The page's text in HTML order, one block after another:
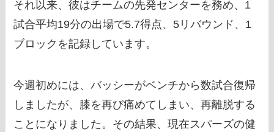
それ以来、彼はチームの先発センターを務め、1
試合平均19分の出場で5.7得点、5リバウンド、1
ブロックを記録しています。
今週初めには、バッシーがベンチから数試合復帰
しましたが、膝を再び痛めてしまい、再離脱する
ことになりました。その結果、現在スパーズの健